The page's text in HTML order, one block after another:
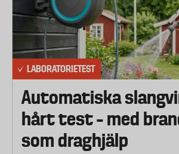
LABORATORIETEST
Automatiska
hårt test – med
som draghjälp